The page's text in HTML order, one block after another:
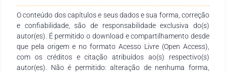
alunos, o que pode favorecer uma geração com maior
consciência sobre a importância dos cuidados básicos com a
saúde e derivar na redução de doenças.
O conteúdo dos capítulos e seus dados e sua forma, correção
e confiabilidade, são de responsabilidade exclusiva do(s)
autor(es). É permitido o download e compartilhamento desde
que pela origem e no formato Acesso Livre (Open Access),
com os créditos e citação atribuídos ao(s) respectivo(s)
autor(es). Não é permitido: alteração de nenhuma forma,